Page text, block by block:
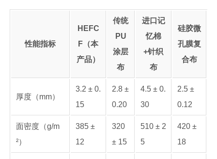
性能指标
HEFC
F（本
产品）
传统
PU
涂层
布
进口记
忆棉
+针织
布
硅胶微
孔膜复
合布
厚度（mm）
3.2 ± 0.
15
2.8 ±
0.20
4.5 ± 0.
30
2.5 ±
0.12
面密度（g/m
²）
385 ±
12
320
± 15
510 ± 2
5
420 ±
18